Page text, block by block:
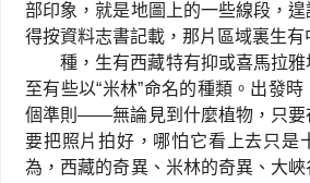
部印象，就是地圖上的一些線段，
得按資料志書記載，那片區域裏生有
種，生有西藏特有抑或喜馬拉
至有些以“米林”命名的種類。出發
個準則——無論見到什麼植物，只
要把照片拍好，哪怕它看上去只是
為，西藏的奇異、米林的奇異、大峽